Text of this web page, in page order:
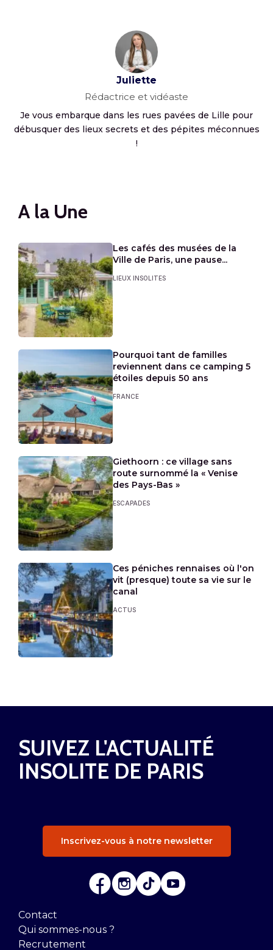
Juliette
Rédactrice et vidéaste
Je vous embarque dans les rues pavées de Lille pour
débusquer des lieux secrets et des pépites méconnues
!
A la Une
Les cafés des musées de la
Ville de Paris, une pause...
LIEUX INSOLITES
Pourquoi tant de familles
reviennent dans ce camping 5
étoiles depuis 50 ans
FRANCE
Giethoorn : ce village sans
route surnommé la « Venise
des Pays-Bas »
ESCAPADES
Ces péniches rennaises où l'on
vit (presque) toute sa vie sur le
canal
ACTUS
SUIVEZ L'ACTUALITÉ
INSOLITE DE PARIS
Inscrivez-vous à notre newsletter
Contact
Qui sommes-nous ?
Recrutement